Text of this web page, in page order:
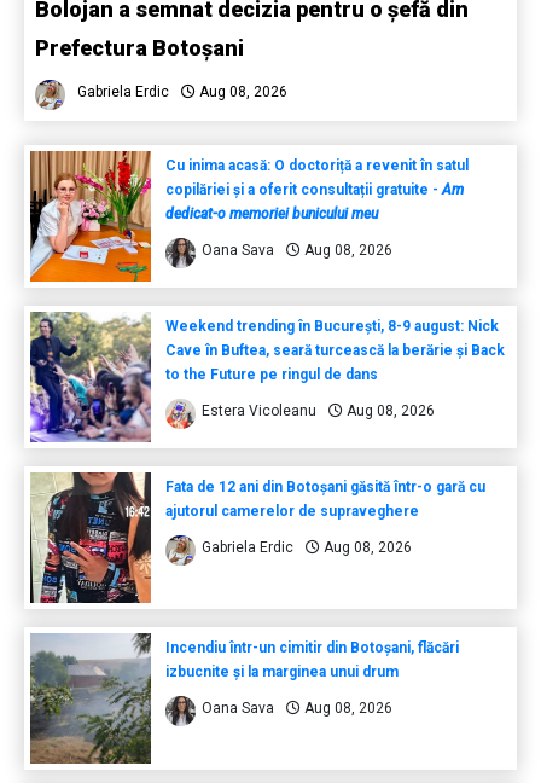
Bolojan a semnat decizia pentru o șefă din
Prefectura Botoșani
Gabriela Erdic Aug 08, 2026
Cu inima acasă: O doctoriță a revenit în satul
copilăriei și a oferit consultații gratuite -Am
dedicat-o memoriei bunicului meu
Oana Sava Aug 08, 2026
Weekend trending în București, 8-9 august: Nick
Cave în Buftea, seară turcească la berărie și Back
to the Future pe ringul de dans
Estera Vicoleanu Aug 08, 2026
Fata de 12 ani din Botoșani găsită într-o gară cu
ajutorul camerelor de supraveghere
Gabriela Erdic Aug 08, 2026
Incendiu într-un cimitir din Botoșani, flăcări
izbucnite și la marginea unui drum
Oana Sava Aug 08, 2026